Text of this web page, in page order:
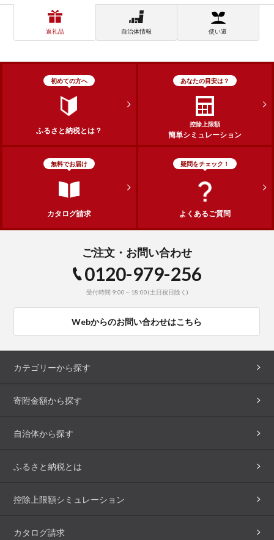
返礼品 自治体情報 使い道
初めての方へ
ふるさと納税とは？
あなたの目安は？
控除上限額
簡単シミュレーション
無料でお届け
カタログ請求
疑問をチェック！
よくあるご質問
ご注文・お問い合わせ
0120-979-256
受付時間 9:00～18:00(土日祝日除く)
Webからのお問い合わせはこちら
カテゴリーから探す
寄附金額から探す
自治体から探す
ふるさと納税とは
控除上限額シミュレーション
カタログ請求